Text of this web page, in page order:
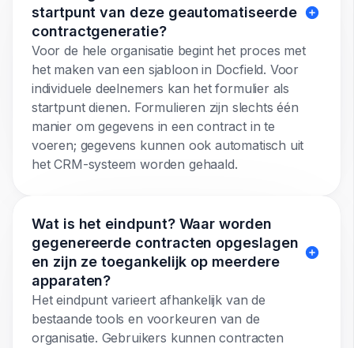
startpunt van deze geautomatiseerde
contractgeneratie?
Voor de hele organisatie begint het proces met
het maken van een sjabloon in Docfield. Voor
individuele deelnemers kan het formulier als
startpunt dienen. Formulieren zijn slechts één
manier om gegevens in een contract in te
voeren; gegevens kunnen ook automatisch uit
het CRM-systeem worden gehaald.
Wat is het eindpunt? Waar worden
gegenereerde contracten opgeslagen
en zijn ze toegankelijk op meerdere
apparaten?
Het eindpunt varieert afhankelijk van de
bestaande tools en voorkeuren van de
organisatie. Gebruikers kunnen contracten